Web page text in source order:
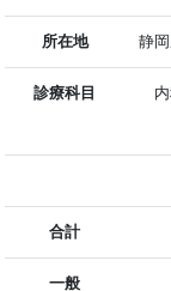
所在地 静
診療科目 内
合計
一般